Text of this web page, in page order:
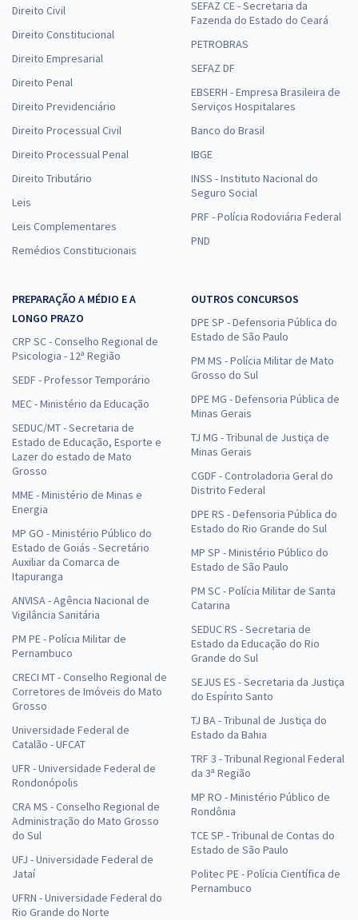
Direito Civil
Direito Constitucional
Direito Empresarial
Direito Penal
Direito Previdenciário
Direito Processual Civil
Direito Processual Penal
Direito Tributário
Leis
Leis Complementares
Remédios Constitucionais
SEFAZ CE - Secretaria da
Fazenda do Estado do Ceará
PETROBRAS
SEFAZ DF
EBSERH - Empresa Brasileira de
Serviços Hospitalares
Banco do Brasil
IBGE
INSS - Instituto Nacional do
Seguro Social
PRF - Polícia Rodoviária Federal
PND
PREPARAÇÃO A MÉDIO E A
LONGO PRAZO
CRP SC - Conselho Regional de
Psicologia - 12ª Região
SEDF - Professor Temporário
MEC - Ministério da Educação
SEDUC/MT - Secretaria de
Estado de Educação, Esporte e
Lazer do estado de Mato
Grosso
MME - Ministério de Minas e
Energia
MP GO - Ministério Público do
Estado de Goiás - Secretário
Auxiliar da Comarca de
Itapuranga
ANVISA - Agência Nacional de
Vigilância Sanitária
PM PE - Polícia Militar de
Pernambuco
CRECI MT - Conselho Regional de
Corretores de Imóveis do Mato
Grosso
Universidade Federal de
Catalão - UFCAT
UFR - Universidade Federal de
Rondonópolis
CRA MS - Conselho Regional de
Administração do Mato Grosso
do Sul
UFJ - Universidade Federal de
Jataí
UFRN - Universidade Federal do
Rio Grande do Norte
OUTROS CONCURSOS
DPE SP - Defensoria Pública do
Estado de São Paulo
PM MS - Polícia Militar de Mato
Grosso do Sul
DPE MG - Defensoria Pública de
Minas Gerais
TJ MG - Tribunal de Justiça de
Minas Gerais
CGDF - Controladoria Geral do
Distrito Federal
DPE RS - Defensoria Pública do
Estado do Rio Grande do Sul
MP SP - Ministério Público do
Estado de São Paulo
PM SC - Polícia Militar de Santa
Catarina
SEDUC RS - Secretaria de
Estado da Educação do Rio
Grande do Sul
SEJUS ES - Secretaria da Justiça
do Espírito Santo
TJ BA - Tribunal de Justiça do
Estado da Bahia
TRF 3 - Tribunal Regional Federal
da 3ª Região
MP RO - Ministério Público de
Rondônia
TCE SP - Tribunal de Contas do
Estado de São Paulo
Politec PE - Polícia Científica de
Pernambuco